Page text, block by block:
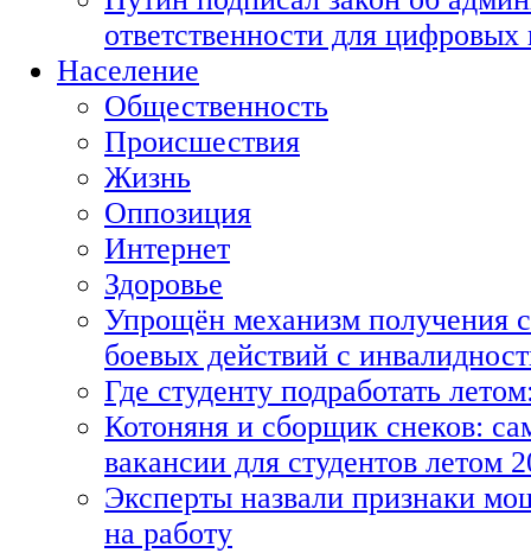
ответственности для
Население
Общественность
Происшествия
Жизнь
Оппозиция
Интернет
Здоровье
Упрощён механизм получения
боевых действий с
Где студенту подработать
Котоняня и сборщик снеков:
вакансии для студентов летом
Эксперты назвали признаки
на работу